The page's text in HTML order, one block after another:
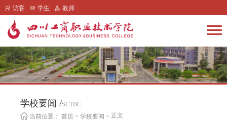
访客 学生 教师
学校要闻 /SCTBC
当前位置： 首页 > 学校要闻 > 正文